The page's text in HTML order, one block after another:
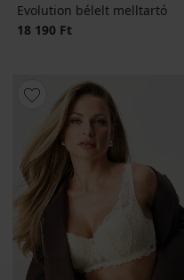
Evolution bélelt melltartó
18 190 Ft